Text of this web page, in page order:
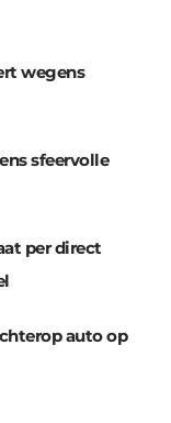
wegens
sfeervolle
per direct
auto op